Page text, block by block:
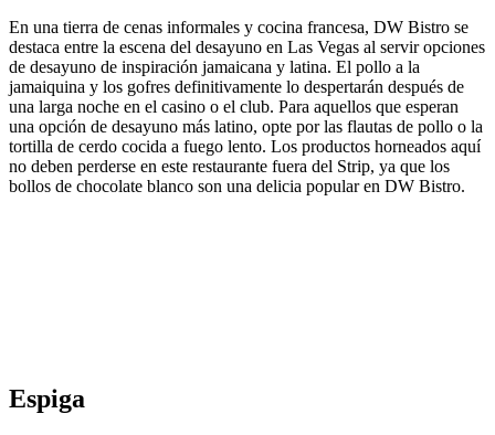
En una tierra de cenas informales y cocina francesa, DW Bistro se
destaca entre la escena del desayuno en Las Vegas al servir opciones
de desayuno de inspiración jamaicana y latina. El pollo a la
jamaiquina y los gofres definitivamente lo despertarán después de
una larga noche en el casino o el club. Para aquellos que esperan
una opción de desayuno más latino, opte por las flautas de pollo o la
tortilla de cerdo cocida a fuego lento. Los productos horneados aquí
no deben perderse en este restaurante fuera del Strip, ya que los
bollos de chocolate blanco son una delicia popular en DW Bistro.
Espiga